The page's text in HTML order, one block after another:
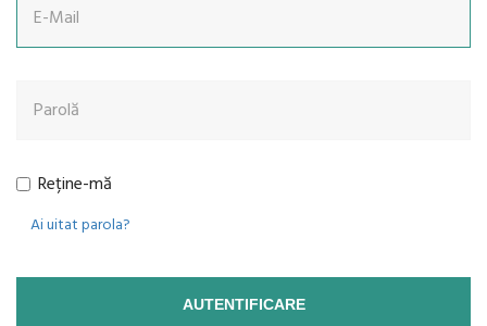
Reține-mă
Ai uitat parola?
AUTENTIFICARE